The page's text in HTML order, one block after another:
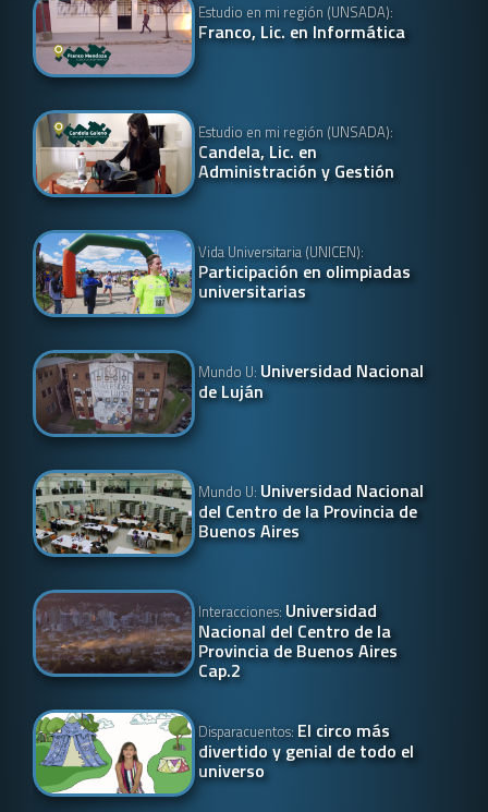
Estudio en mi región (UNSADA):
Franco, Lic. en Informática
Estudio en mi región (UNSADA):
Candela, Lic. en
Administración y Gestión
Vida Universitaria (UNICEN):
Participación en olimpiadas
universitarias
Mundo U: Universidad Nacional
de Luján
Mundo U: Universidad Nacional
del Centro de la Provincia de
Buenos Aires
Interacciones: Universidad
Nacional del Centro de la
Provincia de Buenos Aires
Cap.2
Disparacuentos: El circo más
divertido y genial de todo el
universo